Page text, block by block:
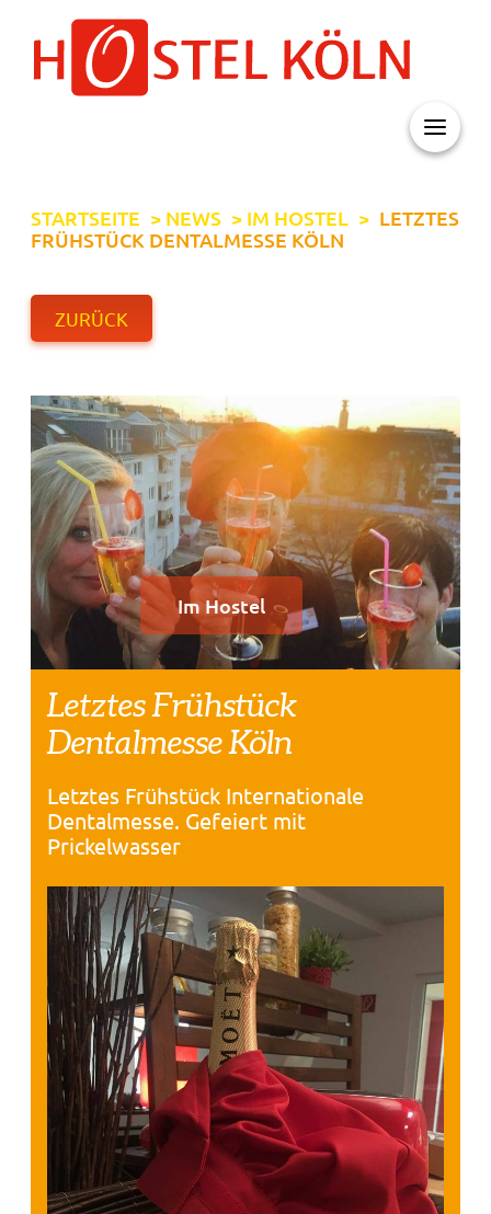
STARTSEITE > NEWS > IM HOSTEL > LETZTES
FRÜHSTÜCK DENTALMESSE KÖLN
ZURÜCK
Im Hostel
Letztes Frühstück
Dentalmesse Köln
Letztes Frühstück Internationale
Dentalmesse. Gefeiert mit
Prickelwasser